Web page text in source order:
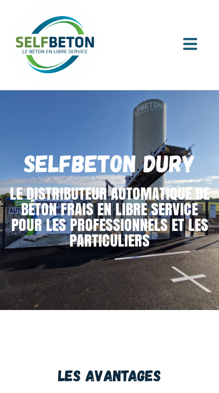
SELFBETON DURY
LE DISTRIBUTEUR AUTOMATIQUE DE
BÉTON FRAIS EN LIBRE SERVICE
POUR LES PROFESSIONNELS ET LES
PARTICULIERS
Les avantages